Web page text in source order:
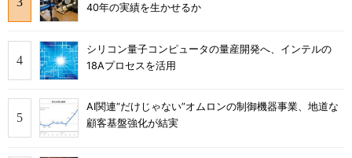
40年の実績を生かせるか
シリコン量子コンピュータの量産開発へ、インテルの
18Aプロセスを活用
AI関連“だけじゃない”オムロンの制御機器事業、地道な
顧客基盤強化が結実